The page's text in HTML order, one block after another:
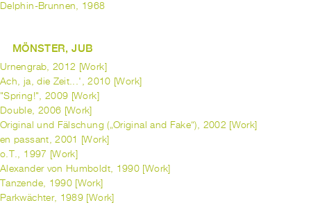
Delphin-Brunnen, 1968
MÖNSTER, JUB
Urnengrab, 2012 [Work]
Ach, ja, die Zeit...', 2010 [Work]
"Spring!", 2009 [Work]
Double, 2006 [Work]
Original und Fälschung („Original and Fake“), 2002 [Work]
en passant, 2001 [Work]
o.T., 1997 [Work]
Alexander von Humboldt, 1990 [Work]
Tanzende, 1990 [Work]
Parkwächter, 1989 [Work]